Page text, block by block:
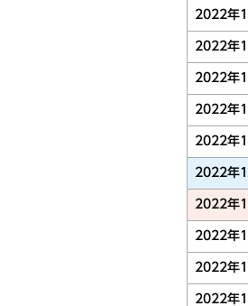
2022年
2022年
2022年
2022年
2022年
2022年
2022年
2022年
2022年
2022年